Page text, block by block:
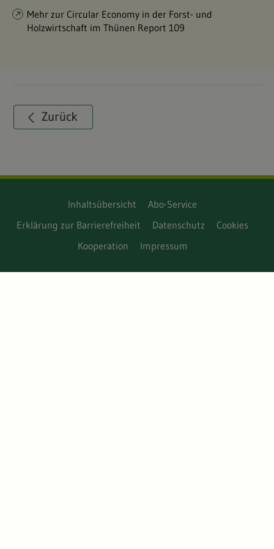
Mehr zur Circular Economy in der Forst- und
Holzwirtschaft im Thünen Report 109
Inhaltsübersicht
Abo-Service
Erklärung zur Barrierefreiheit
Datenschutz
Cookies
Kooperation
Impressum